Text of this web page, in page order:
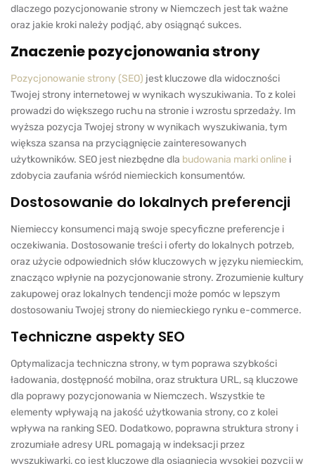
dlaczego pozycjonowanie strony w Niemczech jest tak ważne
oraz jakie kroki należy podjąć, aby osiągnąć sukces.
Znaczenie pozycjonowania strony
Pozycjonowanie strony (SEO) jest kluczowe dla widoczności
Twojej strony internetowej w wynikach wyszukiwania. To z kolei
prowadzi do większego ruchu na stronie i wzrostu sprzedaży. Im
wyższa pozycja Twojej strony w wynikach wyszukiwania, tym
większa szansa na przyciągnięcie zainteresowanych
użytkowników. SEO jest niezbędne dla budowania marki online i
zdobycia zaufania wśród niemieckich konsumentów.
Dostosowanie do lokalnych preferencji
Niemieccy konsumenci mają swoje specyficzne preferencje i
oczekiwania. Dostosowanie treści i oferty do lokalnych potrzeb,
oraz użycie odpowiednich słów kluczowych w języku niemieckim,
znacząco wpłynie na pozycjonowanie strony. Zrozumienie kultury
zakupowej oraz lokalnych tendencji może pomóc w lepszym
dostosowaniu Twojej strony do niemieckiego rynku e-commerce.
Techniczne aspekty SEO
Optymalizacja techniczna strony, w tym poprawa szybkości
ładowania, dostępność mobilna, oraz struktura URL, są kluczowe
dla poprawy pozycjonowania w Niemczech. Wszystkie te
elementy wpływają na jakość użytkowania strony, co z kolei
wpływa na ranking SEO. Dodatkowo, poprawna struktura strony i
zrozumiałe adresy URL pomagają w indeksacji przez
wyszukiwarki, co jest kluczowe dla osiągnięcia wysokiej pozycji w